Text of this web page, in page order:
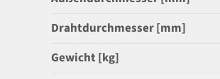
Drahtdurchmesser [mm]
Gewicht [kg]